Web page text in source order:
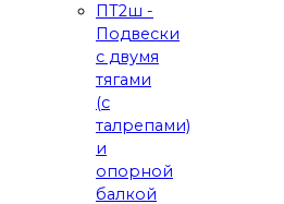
ПТ2ш -
Подвески
с двумя
тягами
(с
талрепами)
и
опорной
балкой